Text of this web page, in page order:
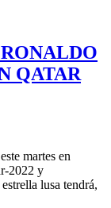
QATAR
martes en
2022 y
lusa tendrá,